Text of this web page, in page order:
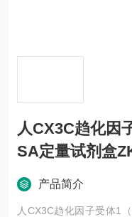
人CX3C趋化因
SA定量试剂盒
产品简介
人CX3C趋化因子受体1